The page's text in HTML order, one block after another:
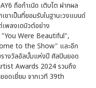
ถือกำเนิด เติบโต ฝากผล
าเป็นที่ยอมรับในฐานะวงแบนด์
พลงเดบิวต์อย่าง
"You Were Beautiful",
to the Show" และอีก
างวัลอัลบั้มแห่งปี ศิลปินยอด
Awards 2024 รวมถึง
อดเยี่ยม จากเวที 39th